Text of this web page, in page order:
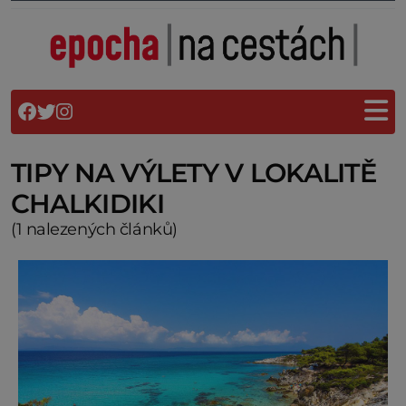
TIPY NA VÝLETY V LOKALITĚ
CHALKIDIKI
(1 nalezených článků)